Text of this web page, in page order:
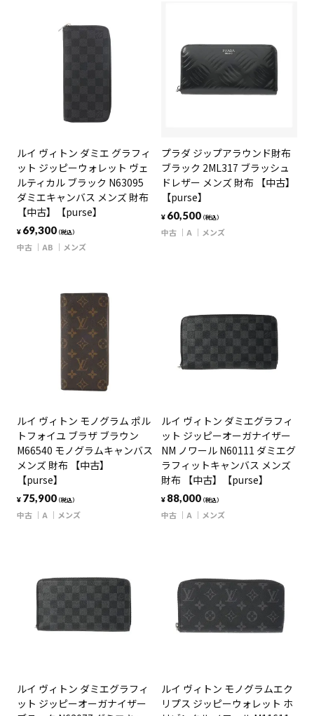
ルイ ヴィトン ダミエ グラフィ
ット ジッピーウォレット ヴェ
ルティカル ブラック N63095
ダミエキャンバス メンズ 財布
【中古】【purse】
¥ 69,300（税込）
中古 AB メンズ
プラダ ジップアラウンド財布
ブラック 2ML317 ブラッシュ
ドレザー メンズ 財布 【中古】
【purse】
¥ 60,500（税込）
中古 A メンズ
ルイ ヴィトン モノグラム ポル
トフォイユ ブラザ ブラウン
M66540 モノグラムキャンバス
メンズ 財布 【中古】
【purse】
¥ 75,900（税込）
中古 A メンズ
ルイ ヴィトン ダミエグラフィ
ット ジッピーオーガナイザー
NM ノワール N60111 ダミエグ
ラフィットキャンバス メンズ
財布 【中古】【purse】
¥ 88,000（税込）
中古 A メンズ
ルイ ヴィトン ダミエグラフィ
ット ジッピーオーガナイザー
ルイ ヴィトン モノグラムエク
リプス ジッピーウォレット ホ